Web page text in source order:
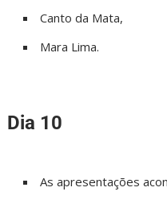
Canto da Mata,
Mara Lima.
Dia 10
As apresentações